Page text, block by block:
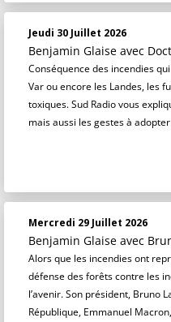
Jeudi 30 Juillet 2026
Benjamin Glaise avec
Conséquence des incendies
Var ou encore les Landes, les
toxiques. Sud Radio vous
mais aussi les gestes à
Mercredi 29 Juillet 2026
Benjamin Glaise avec
Alors que les incendies ont
défense des forêts contre les
l’avenir. Son président, Bruno
République, Emmanuel